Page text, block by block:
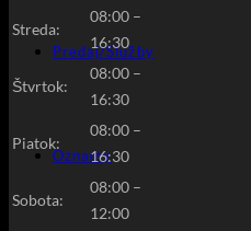
Predaj/Služby
Oznamy
Streda:
08:00 –
16:30
Štvrtok:
08:00 –
16:30
Piatok:
08:00 –
16:30
Sobota:
08:00 –
12:00